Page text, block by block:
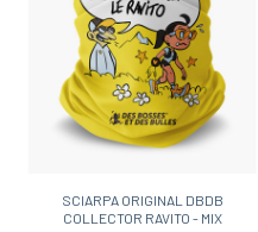
SCIARPA ORIGINAL DBDB
COLLECTOR RAVITO - MIX